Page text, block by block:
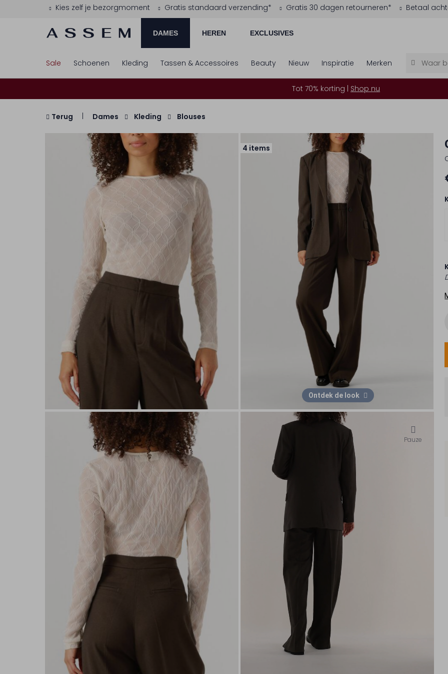
Kies zelf je bezorgmoment Gratis standaard verzending* Gratis 30 dagen retourneren* Betaal
DAMES HEREN EXCLUSIVES
Sale Schoenen Kleding Tassen & Accessoires Beauty Nieuw Inspiratie Merken
Tot 70% korting | Shop nu
Terug Dames Kleding Blouses
4 items
Ontdek de look
Pauze